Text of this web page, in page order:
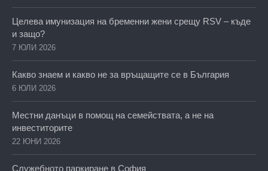
Целева имунизация на бременни жени срещу RSV – къде
и защо?
7 ЮЛИ 2026
Какво знаем и какво не за връщащите се в България
6 ЮЛИ 2026
Местни данъци в помощ на семействата, а не на
инвеститорите
22 ЮНИ 2026
Служебното паркиране в София